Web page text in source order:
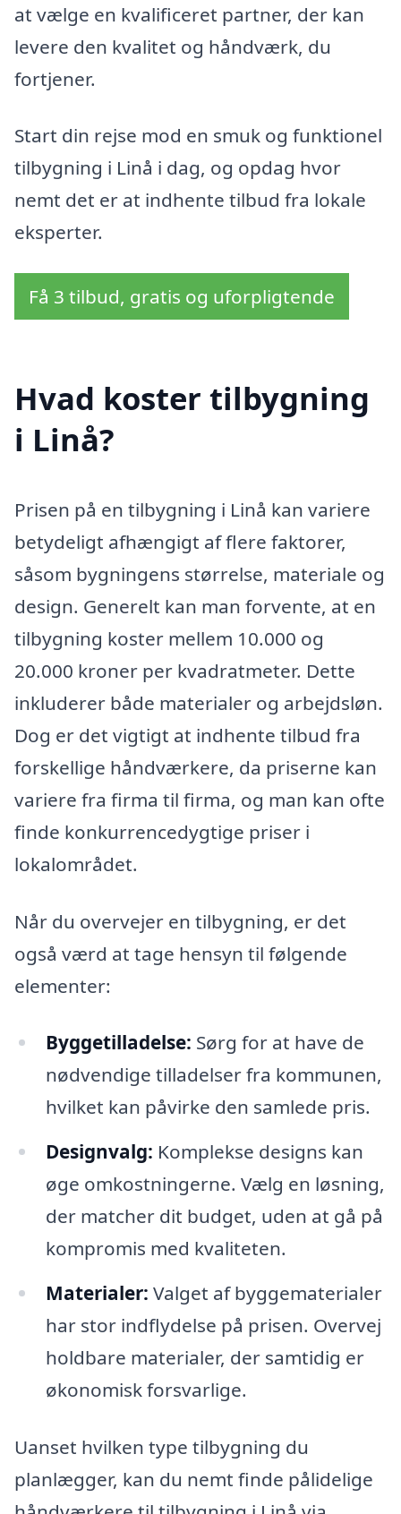
at vælge en kvalificeret partner, der kan
levere den kvalitet og håndværk, du
fortjener.
Start din rejse mod en smuk og funktionel
tilbygning i Linå i dag, og opdag hvor
nemt det er at indhente tilbud fra lokale
eksperter.
Få 3 tilbud, gratis og uforpligtende
Hvad koster tilbygning
i Linå?
Prisen på en tilbygning i Linå kan variere
betydeligt afhængigt af flere faktorer,
såsom bygningens størrelse, materiale og
design. Generelt kan man forvente, at en
tilbygning koster mellem 10.000 og
20.000 kroner per kvadratmeter. Dette
inkluderer både materialer og arbejdsløn.
Dog er det vigtigt at indhente tilbud fra
forskellige håndværkere, da priserne kan
variere fra firma til firma, og man kan ofte
finde konkurrencedygtige priser i
lokalområdet.
Når du overvejer en tilbygning, er det
også værd at tage hensyn til følgende
elementer:
Byggetilladelse: Sørg for at have de
nødvendige tilladelser fra kommunen,
hvilket kan påvirke den samlede pris.
Designvalg: Komplekse designs kan
øge omkostningerne. Vælg en løsning,
der matcher dit budget, uden at gå på
kompromis med kvaliteten.
Materialer: Valget af byggematerialer
har stor indflydelse på prisen. Overvej
holdbare materialer, der samtidig er
økonomisk forsvarlige.
Uanset hvilken type tilbygning du
planlægger, kan du nemt finde pålidelige